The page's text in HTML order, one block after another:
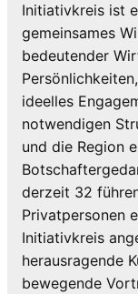
Initiativkreis ist
gemeinsames
bedeutender
ideelles
notwendigen
und die Region
derzeit 32
Privatpersonen
Initiativkreis
herausragende
bewegende